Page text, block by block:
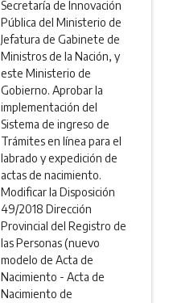
Secretaría de Innovación
Pública del Ministerio de
Jefatura de Gabinete de
Ministros de la Nación, y
este Ministerio de
Gobierno. Aprobar la
implementación del
Sistema de ingreso de
Trámites en línea para el
labrado y expedición de
actas de nacimiento.
Modificar la Disposición
49/2018 Dirección
Provincial del Registro de
las Personas (nuevo
modelo de Acta de
Nacimiento - Acta de
Nacimiento de